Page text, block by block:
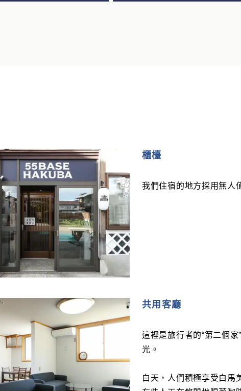
櫃檯
我們住宿的地方採用無人
共用客廳
這裡是旅行者的“第二個
光。
白天，人們積極享受白馬